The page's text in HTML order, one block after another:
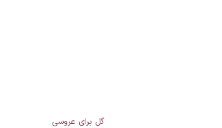
گل برای عروسی